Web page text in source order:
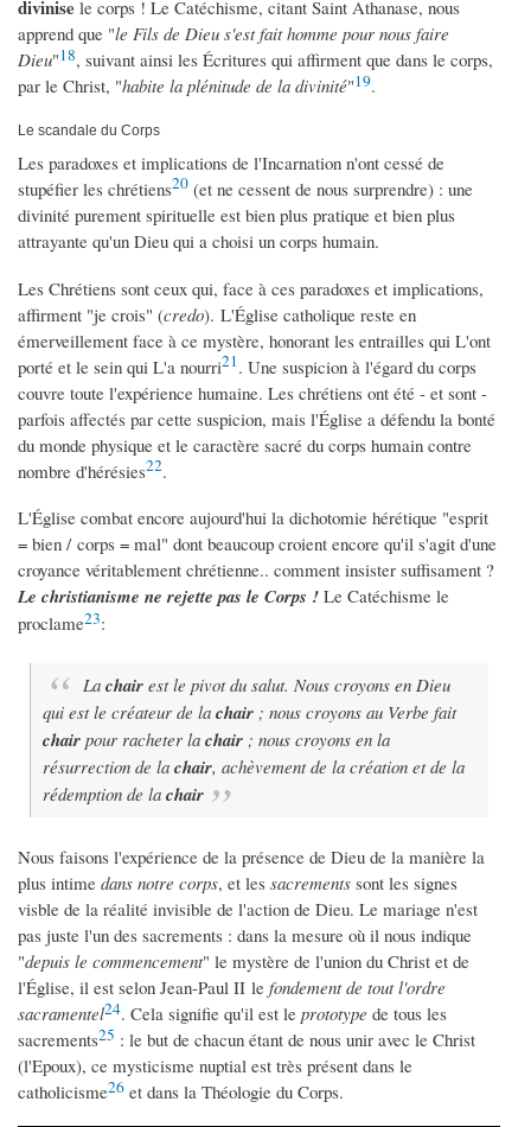
divinise le corps ! Le Catéchisme, citant Saint Athanase, nous
apprend que "le Fils de Dieu s'est fait homme pour nous faire
Dieu"18, suivant ainsi les Écritures qui affirment que dans le corps,
par le Christ, "habite la plénitude de la divinité"19.
Le scandale du Corps
Les paradoxes et implications de l'Incarnation n'ont cessé de
stupéfier les chrétiens20 (et ne cessent de nous surprendre) : une
divinité purement spirituelle est bien plus pratique et bien plus
attrayante qu'un Dieu qui a choisi un corps humain.
Les Chrétiens sont ceux qui, face à ces paradoxes et implications,
affirment "je crois" (credo). L'Église catholique reste en
émerveillement face à ce mystère, honorant les entrailles qui L'ont
porté et le sein qui L'a nourri21. Une suspicion à l'égard du corps
couvre toute l'expérience humaine. Les chrétiens ont été - et sont -
parfois affectés par cette suspicion, mais l'Église a défendu la bonté
du monde physique et le caractère sacré du corps humain contre
nombre d'hérésies22.
L'Église combat encore aujourd'hui la dichotomie hérétique "esprit
= bien / corps = mal" dont beaucoup croient encore qu'il s'agit d'une
croyance véritablement chrétienne.. comment insister suffisament ?
Le christianisme ne rejette pas le Corps ! Le Catéchisme le
proclame23:
La chair est le pivot du salut. Nous croyons en Dieu
qui est le créateur de la chair ; nous croyons au Verbe fait
chair pour racheter la chair ; nous croyons en la
résurrection de la chair, achèvement de la création et de la
rédemption de la chair
Nous faisons l'expérience de la présence de Dieu de la manière la
plus intime dans notre corps, et les sacrements sont les signes
visble de la réalité invisible de l'action de Dieu. Le mariage n'est
pas juste l'un des sacrements : dans la mesure où il nous indique
"depuis le commencement" le mystère de l'union du Christ et de
l'Église, il est selon Jean-Paul II le fondement de tout l'ordre
sacramentel24. Cela signifie qu'il est le prototype de tous les
sacrements25 : le but de chacun étant de nous unir avec le Christ
(l'Epoux), ce mysticisme nuptial est très présent dans le
catholicisme26 et dans la Théologie du Corps.